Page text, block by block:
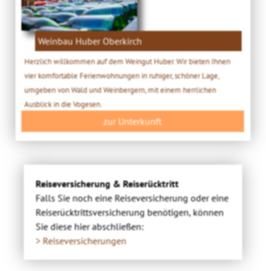
Weinbau Huber Oberkirch
Herzlich willkommen auf dem Weingut Huber. Wir bieten Ihnen
vier komfortable Ferienwohnungen in ruhiger, schöner Lage,
umgeben von Wald und Weinbergern, mit einem herrlichen
Ausblick in die Vogesen.
zur Unterkunft
Reiseversicherung & Reiserücktritt
Falls Sie noch eine Reiseversicherung oder eine
Reiserücktrittsversicherung benötigen, können
Sie diese hier abschließen:
> Reiseversicherungen